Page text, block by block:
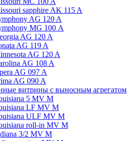
sapphire AK 115 A
AG 120 A
MG 100 А
AG 120 A
AG 119 A
AG 120 A
AG 108 A
AG 097 A
AG 090 A
витрины с выносным агрегатом
5 MV M
LF MV M
ULF MV M
roll-in MV M
3/2 MV M